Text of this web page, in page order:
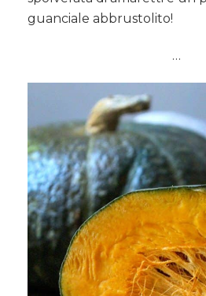
guanciale abbrustolito!
…